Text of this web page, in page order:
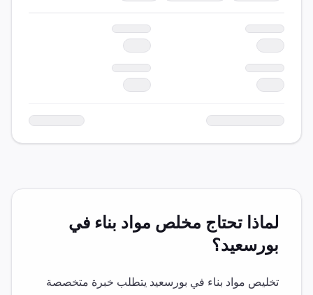
لماذا تحتاج مخلص مواد بناء في
بورسعيد؟
تخليص مواد بناء في بورسعيد يتطلب خبرة متخصصة